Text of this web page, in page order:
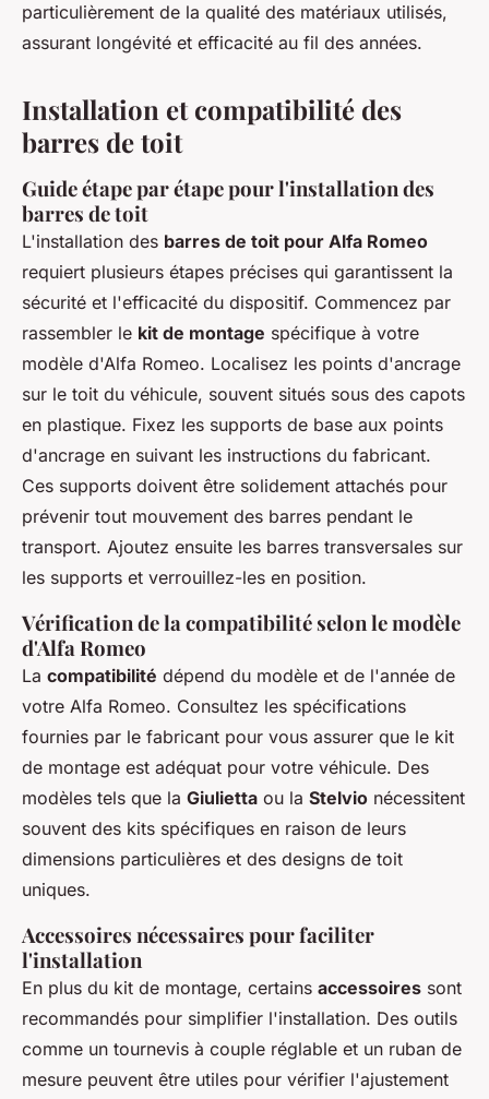
particulièrement de la qualité des matériaux utilisés,
assurant longévité et efficacité au fil des années.
Installation et compatibilité des
barres de toit
Guide étape par étape pour l'installation des
barres de toit
L'installation des barres de toit pour Alfa Romeo
requiert plusieurs étapes précises qui garantissent la
sécurité et l'efficacité du dispositif. Commencez par
rassembler le kit de montage spécifique à votre
modèle d'Alfa Romeo. Localisez les points d'ancrage
sur le toit du véhicule, souvent situés sous des capots
en plastique. Fixez les supports de base aux points
d'ancrage en suivant les instructions du fabricant.
Ces supports doivent être solidement attachés pour
prévenir tout mouvement des barres pendant le
transport. Ajoutez ensuite les barres transversales sur
les supports et verrouillez-les en position.
Vérification de la compatibilité selon le modèle
d'Alfa Romeo
La compatibilité dépend du modèle et de l'année de
votre Alfa Romeo. Consultez les spécifications
fournies par le fabricant pour vous assurer que le kit
de montage est adéquat pour votre véhicule. Des
modèles tels que la Giulietta ou la Stelvio nécessitent
souvent des kits spécifiques en raison de leurs
dimensions particulières et des designs de toit
uniques.
Accessoires nécessaires pour faciliter
l'installation
En plus du kit de montage, certains accessoires sont
recommandés pour simplifier l'installation. Des outils
comme un tournevis à couple réglable et un ruban de
mesure peuvent être utiles pour vérifier l'ajustement